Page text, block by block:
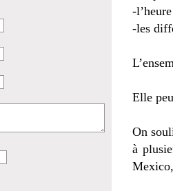
-
-les
Elle
On
à